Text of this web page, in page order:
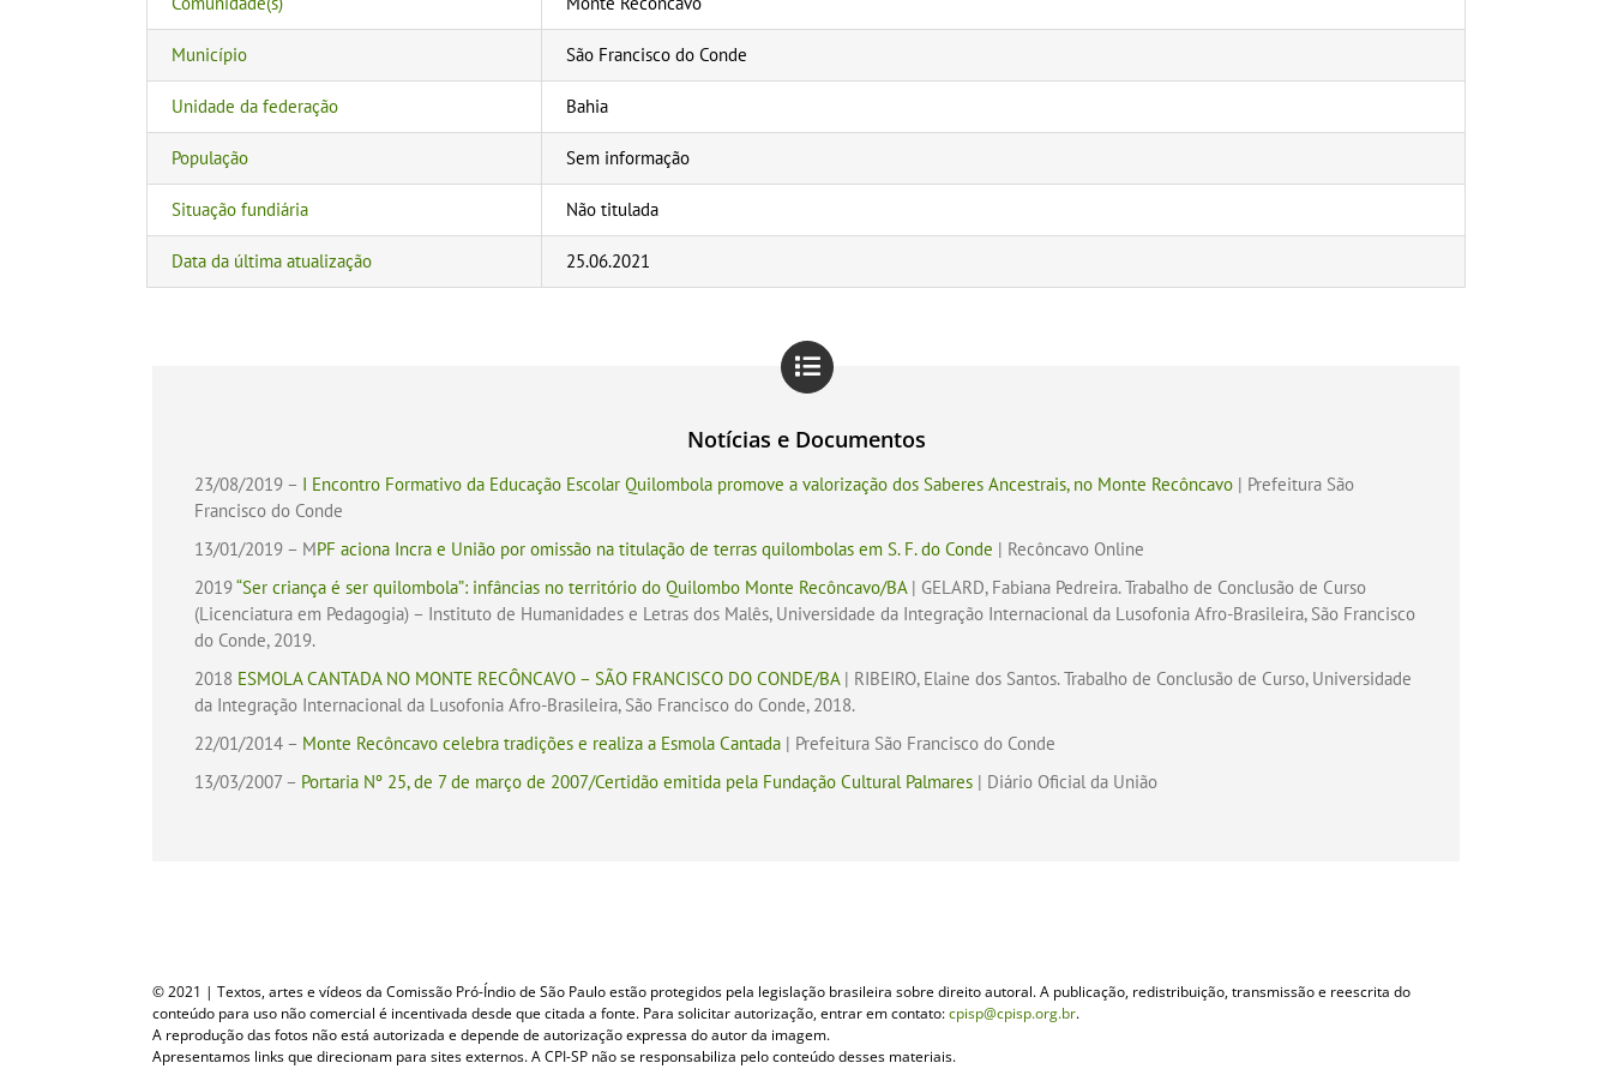
Município São Francisco do Conde
Unidade da federação Bahia
População Sem informação
Situação fundiária Não titulada
Data da última atualização 25.06.2021
Notícias e Documentos
23/08/2019 – I Encontro Formativo da Educação Escolar Quilombola promove a valorização dos Saberes Ancestrais, no Monte Recôncavo | Prefeitura São
Francisco do Conde
13/01/2019 – MPF aciona Incra e União por omissão na titulação de terras quilombolas em S. F. do Conde | Recôncavo Online
2019“Ser criança é ser quilombola”: infâncias no território do Quilombo Monte Recôncavo/BA| GELARD, Fabiana Pedreira. Trabalho de Conclusão de Curso
(Licenciatura em Pedagogia) – Instituto de Humanidades e Letras dos Malês, Universidade da Integração Internacional da Lusofonia Afro-Brasileira, São Francisco
do Conde, 2019.
2018 ESMOLA CANTADA NO MONTE RECÔNCAVO – SÃO FRANCISCO DO CONDE/BA| RIBEIRO, Elaine dos Santos. Trabalho de Conclusão de Curso, Universidade
da Integração Internacional da Lusofonia Afro-Brasileira, São Francisco do Conde, 2018.
22/01/2014 – Monte Recôncavo celebra tradições e realiza a Esmola Cantada | Prefeitura São Francisco do Conde
13/03/2007 – Portaria Nº 25, de 7 de março de 2007/Certidão emitida pela Fundação Cultural Palmares | Diário Oficial da União
© 2021 | Textos, artes e vídeos da Comissão Pró-Índio de São Paulo estão protegidos pela legislação brasileira sobre direito autoral. A publicação, redistribuição, transmissão e reescrita do
conteúdo para uso não comercial é incentivada desde que citada a fonte. Para solicitar autorização, entrar em contato:cpisp@cpisp.org.br.
A reprodução das fotos não está autorizada e depende de autorização expressa do autor da imagem.
Apresentamos links que direcionam para sites externos. A CPI-SP não se responsabiliza pelo conteúdo desses materiais.